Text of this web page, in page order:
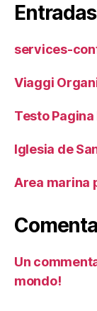
services-
Viaggi
Testo
Iglesia de
Area marina
Un
mondo!